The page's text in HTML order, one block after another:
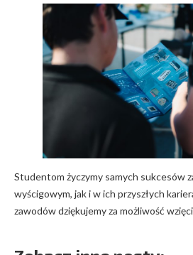
Studentom życzymy samych sukcesów
wyścigowym, jak i w ich przyszłych
zawodów dziękujemy za możliwość